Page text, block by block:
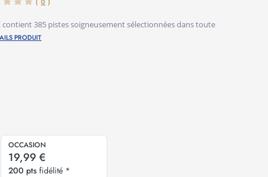
contient 385 pistes soigneusement sélectionnées dans toute
PRODUIT
OCCASION
19,99 €
200 pts fidélité *